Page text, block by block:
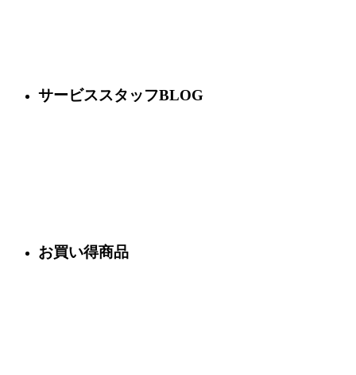
サービススタッフBLOG
お買い得商品